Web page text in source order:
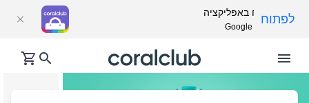
פתח באפליקציה
Google Play
לפתוח